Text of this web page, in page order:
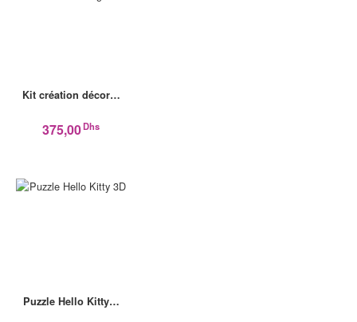
Kit création décor…
375,00Dhs
Puzzle Hello Kitty…